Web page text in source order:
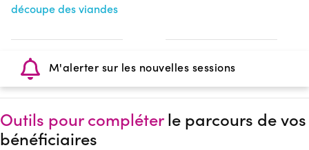
découpe des viandes
M'alerter sur les nouvelles sessions
Outils pour compléterle parcours de vos
bénéficiaires